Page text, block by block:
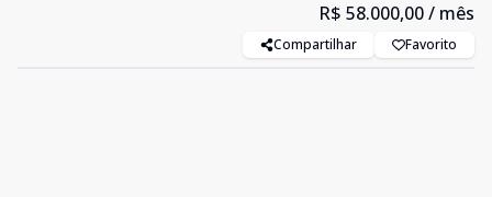
R$ 58.000,00/ mês
Compartilhar Favorito